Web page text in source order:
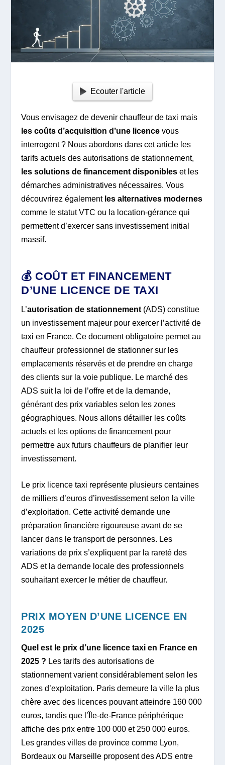
Ecouter l'article
Vous envisagez de devenir chauffeur de taxi mais
les coûts d’acquisition d’une licence vous
interrogent ? Nous abordons dans cet article les
tarifs actuels des autorisations de stationnement,
les solutions de financement disponibles et les
démarches administratives nécessaires. Vous
découvrirez également les alternatives modernes
comme le statut VTC ou la location-gérance qui
permettent d’exercer sans investissement initial
massif.
💰 COÛT ET FINANCEMENT
D’UNE LICENCE DE TAXI
L’autorisation de stationnement (ADS) constitue
un investissement majeur pour exercer l’activité de
taxi en France. Ce document obligatoire permet au
chauffeur professionnel de stationner sur les
emplacements réservés et de prendre en charge
des clients sur la voie publique. Le marché des
ADS suit la loi de l’offre et de la demande,
générant des prix variables selon les zones
géographiques. Nous allons détailler les coûts
actuels et les options de financement pour
permettre aux futurs chauffeurs de planifier leur
investissement.
Le prix licence taxi représente plusieurs centaines
de milliers d’euros d’investissement selon la ville
d’exploitation. Cette activité demande une
préparation financière rigoureuse avant de se
lancer dans le transport de personnes. Les
variations de prix s’expliquent par la rareté des
ADS et la demande locale des professionnels
souhaitant exercer le métier de chauffeur.
PRIX MOYEN D’UNE LICENCE EN
2025
Quel est le prix d’une licence taxi en France en
2025 ? Les tarifs des autorisations de
stationnement varient considérablement selon les
zones d’exploitation. Paris demeure la ville la plus
chère avec des licences pouvant atteindre 160 000
euros, tandis que l’Île-de-France périphérique
affiche des prix entre 100 000 et 250 000 euros.
Les grandes villes de province comme Lyon,
Bordeaux ou Marseille proposent des ADS entre